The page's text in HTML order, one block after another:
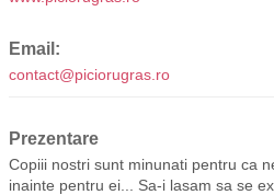
Email:
contact@piciorugras.ro
Prezentare
Copiii nostri sunt minunati pentru ca
inainte pentru ei... Sa-i lasam sa se